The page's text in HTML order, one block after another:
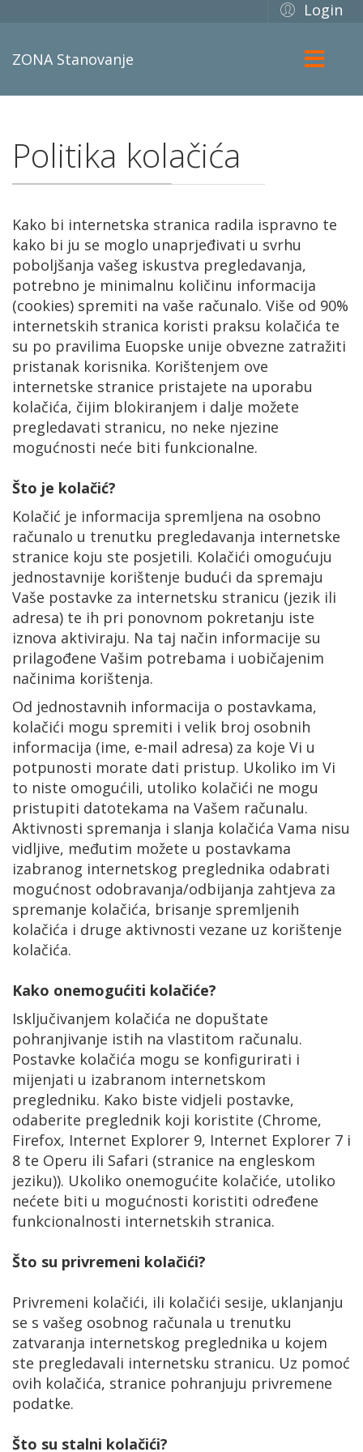
Login
ZONA Stanovanje
Politika kolačića
Kako bi internetska stranica radila ispravno te
kako bi ju se moglo unaprjeđivati u svrhu
poboljšanja vašeg iskustva pregledavanja,
potrebno je minimalnu količinu informacija
(cookies) spremiti na vaše računalo. Više od 90%
internetskih stranica koristi praksu kolačića te
su po pravilima Euopske unije obvezne zatražiti
pristanak korisnika. Korištenjem ove
internetske stranice pristajete na uporabu
kolačića, čijim blokiranjem i dalje možete
pregledavati stranicu, no neke njezine
mogućnosti neće biti funkcionalne.
Što je kolačić?
Kolačić je informacija spremljena na osobno
računalo u trenutku pregledavanja internetske
stranice koju ste posjetili. Kolačići omogućuju
jednostavnije korištenje budući da spremaju
Vaše postavke za internetsku stranicu (jezik ili
adresa) te ih pri ponovnom pokretanju iste
iznova aktiviraju. Na taj način informacije su
prilagođene Vašim potrebama i uobičajenim
načinima korištenja.
Od jednostavnih informacija o postavkama,
kolačići mogu spremiti i velik broj osobnih
informacija (ime, e-mail adresa) za koje Vi u
potpunosti morate dati pristup. Ukoliko im Vi
to niste omogućili, utoliko kolačići ne mogu
pristupiti datotekama na Vašem računalu.
Aktivnosti spremanja i slanja kolačića Vama nisu
vidljive, međutim možete u postavkama
izabranog internetskog preglednika odabrati
mogućnost odobravanja/odbijanja zahtjeva za
spremanje kolačića, brisanje spremljenih
kolačića i druge aktivnosti vezane uz korištenje
kolačića.
Kako onemogućiti kolačiće?
Isključivanjem kolačića ne dopuštate
pohranjivanje istih na vlastitom računalu.
Postavke kolačića mogu se konfigurirati i
mijenjati u izabranom internetskom
pregledniku. Kako biste vidjeli postavke,
odaberite preglednik koji koristite (Chrome,
Firefox, Internet Explorer 9, Internet Explorer 7 i
8 te Operu ili Safari (stranice na engleskom
jeziku)). Ukoliko onemogućite kolačiće, utoliko
nećete biti u mogućnosti koristiti određene
funkcionalnosti internetskih stranica.
Što su privremeni kolačići?
Privremeni kolačići, ili kolačići sesije, uklanjanju
se s vašeg osobnog računala u trenutku
zatvaranja internetskog preglednika u kojem
ste pregledavali internetsku stranicu. Uz pomoć
ovih kolačića, stranice pohranjuju privremene
podatke.
Što su stalni kolačići?